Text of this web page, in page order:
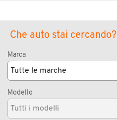
Che auto stai cercando?
Marca
Modello